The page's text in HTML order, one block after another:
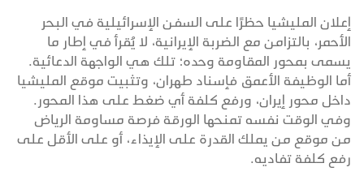
إعلان المليشيا حظرًا على السفن الإسرائيلية في البحر
الأحمر، بالتزامن مع الضربة الإيرانية، لا يُقرأ في إطار ما
يسمى بمحور المقاومة وحده؛ تلك هي الواجهة الدعائية.
أما الوظيفة الأعمق فإسناد طهران، وتثبيت موقع المليشيا
داخل محور إيران، ورفع كلفة أي ضغط على هذا المحور.
وفي الوقت نفسه تمنحها الورقة فرصة مساومة الرياض
من موقع من يملك القدرة على الإيذاء، أو على الأقل على
رفع كلفة تفاديه.